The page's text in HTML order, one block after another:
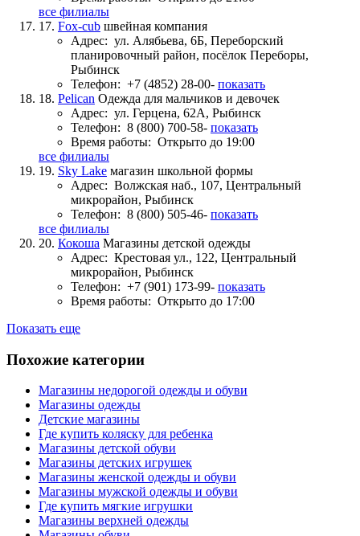
все филиалы
17. Fox-cub швейная компания
Адрес: ул. Алябьева, 6Б, Переборский
планировочный район, посёлок Переборы,
Рыбинск
Телефон: +7 (4852) 28-00- показать
18. Pelican Одежда для мальчиков и девочек
Адрес: ул. Герцена, 62А, Рыбинск
Телефон: 8 (800) 700-58- показать
Время работы: Открыто до 19:00
все филиалы
19. Sky Lake магазин школьной формы
Адрес: Волжская наб., 107, Центральный
микрорайон, Рыбинск
Телефон: 8 (800) 505-46- показать
все филиалы
20. Кокоша Магазины детской одежды
Адрес: Крестовая ул., 122, Центральный
микрорайон, Рыбинск
Телефон: +7 (901) 173-99- показать
Время работы: Открыто до 17:00
Показать еще
Похожие категории
Магазины недорогой одежды и обуви
Магазины одежды
Детские магазины
Где купить коляску для ребенка
Магазины детской обуви
Магазины детских игрушек
Магазины женской одежды и обуви
Магазины мужской одежды и обуви
Где купить мягкие игрушки
Магазины верхней одежды